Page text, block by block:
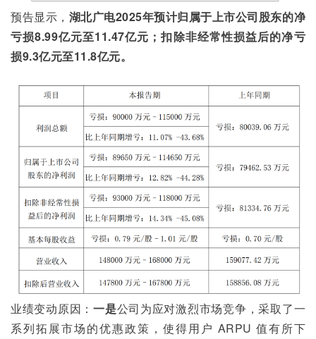
预告显示， 湖北广电2025年预计归属于上市公司股东的净
亏损8.99亿元至11.47亿元；扣除非经常性损益后的净亏
损9.3亿元至11.8亿元。
业绩变动原因：一是公司为应对激烈市场竞争，采取了一
系列拓展市场的优惠政策，使得用户 ARPU 值有所下